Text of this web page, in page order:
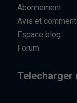
Abonnement
Avis et
Espace blog
Forum
Telecharger